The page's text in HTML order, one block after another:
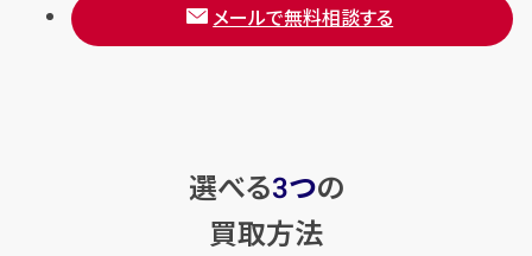
メールで無料相談する
選べる3つの
買取方法